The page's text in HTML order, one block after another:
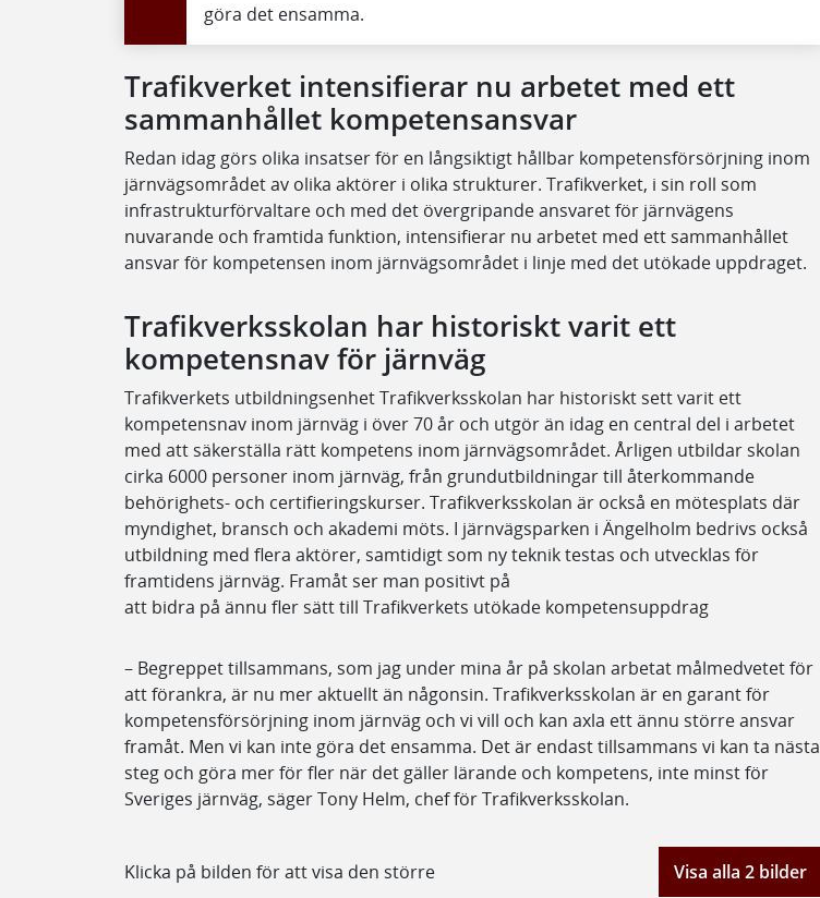
göra det ensamma.
Trafikverket intensifierar nu arbetet med ett
sammanhållet kompetensansvar
Redan idag görs olika insatser för en långsiktigt hållbar kompetensförsörjning inom
järnvägsområdet av olika aktörer i olika strukturer. Trafikverket, i sin roll som
infrastrukturförvaltare och med det övergripande ansvaret för järnvägens
nuvarande och framtida funktion, intensifierar nu arbetet med ett sammanhållet
ansvar för kompetensen inom järnvägsområdet i linje med det utökade uppdraget.
Trafikverksskolan har historiskt varit ett
kompetensnav för järnväg
Trafikverkets utbildningsenhet Trafikverksskolan har historiskt sett varit ett
kompetensnav inom järnväg i över 70 år och utgör än idag en central del i arbetet
med att säkerställa rätt kompetens inom järnvägsområdet. Årligen utbildar skolan
cirka 6000 personer inom järnväg, från grundutbildningar till återkommande
behörighets- och certifieringskurser. Trafikverksskolan är också en mötesplats där
myndighet, bransch och akademi möts. I järnvägsparken i Ängelholm bedrivs också
utbildning med flera aktörer, samtidigt som ny teknik testas och utvecklas för
framtidens järnväg. Framåt ser man positivt på
att bidra på ännu fler sätt till Trafikverkets utökade kompetensuppdrag
– Begreppet tillsammans, som jag under mina år på skolan arbetat målmedvetet för
att förankra, är nu mer aktuellt än någonsin. Trafikverksskolan är en garant för
kompetensförsörjning inom järnväg och vi vill och kan axla ett ännu större ansvar
framåt. Men vi kan inte göra det ensamma. Det är endast tillsammans vi kan ta nästa
steg och göra mer för fler när det gäller lärande och kompetens, inte minst för
Sveriges järnväg, säger Tony Helm, chef för Trafikverksskolan.
Klicka på bilden för att visa den större Visa alla 2 bilder